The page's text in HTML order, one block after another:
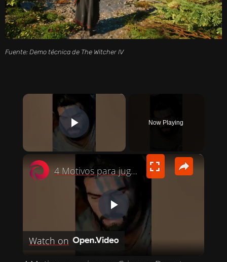
Fuente: Demo técnica de The Witcher IV
×
PLAY VIDEO
Now Playing
×
P
4 Motivos para jugar a Crimson Desert ¿Vale la pena? #gaming
Watch on